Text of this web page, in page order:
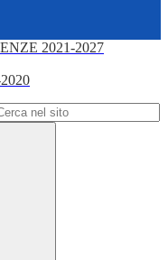
2021-2027